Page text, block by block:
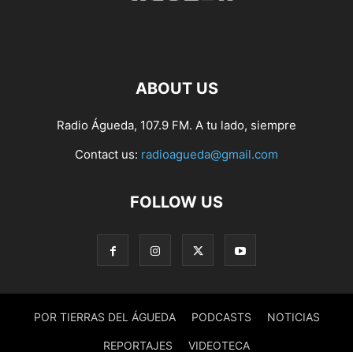
ABOUT US
Radio Águeda, 107.9 FM. A tu lado, siempre
Contact us: radioagueda@gmail.com
FOLLOW US
POR TIERRAS DEL ÁGUEDA PODCASTS NOTICIAS
REPORTAJES VIDEOTECA